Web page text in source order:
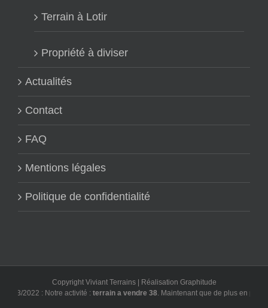
Terrain à Lotir
Propriété à diviser
Actualités
Contact
FAQ
Mentions légales
Politique de confidentialité
Copyright Viviant Terrains | Réalisation Graphitude
03/2022 : Notre activité :terrain a vendre 38. Maintenant que de plus en plus